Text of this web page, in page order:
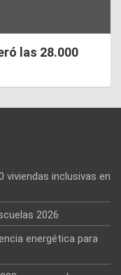
las 28.000
viviendas inclusivas en
2026
energética para